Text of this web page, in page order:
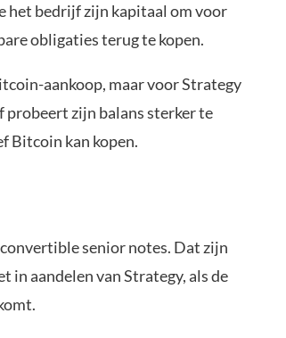
het bedrijf zijn kapitaal om voor
obligaties terug te kopen.
aankoop, maar voor Strategy
probeert zijn balans sterker te
Bitcoin kan kopen.
senior notes. Dat zijn
in aandelen van Strategy, als de